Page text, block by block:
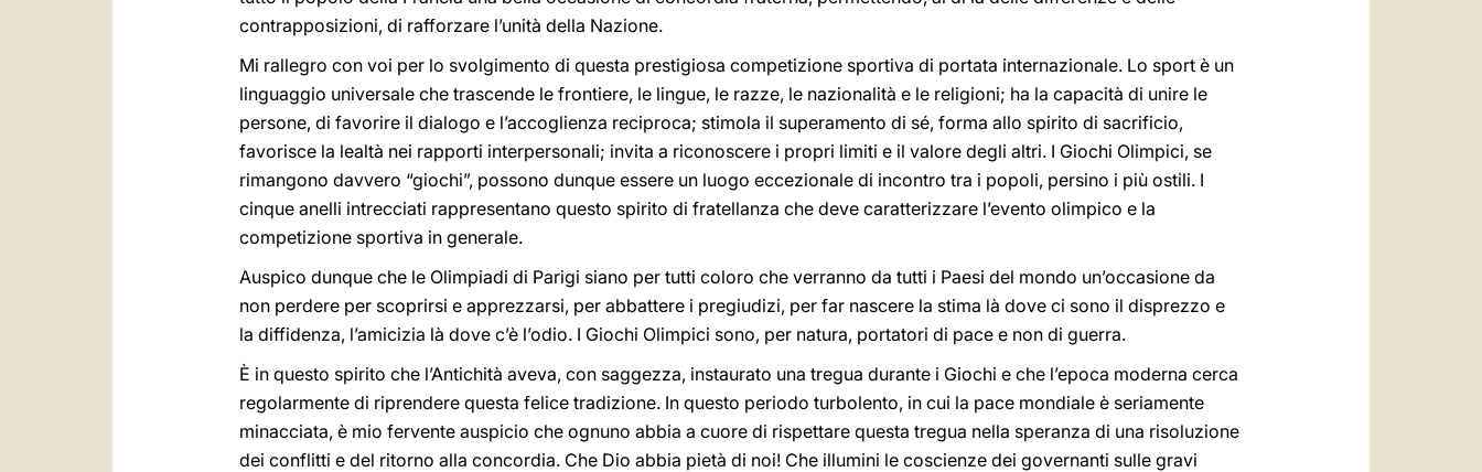
contrapposizioni, di rafforzare l’unità della Nazione.
Mi rallegro con voi per lo svolgimento di questa prestigiosa competizione sportiva di portata internazionale. Lo sport è un
linguaggio universale che trascende le frontiere, le lingue, le razze, le nazionalità e le religioni; ha la capacità di unire le
persone, di favorire il dialogo e l’accoglienza reciproca; stimola il superamento di sé, forma allo spirito di sacrificio,
favorisce la lealtà nei rapporti interpersonali; invita a riconoscere i propri limiti e il valore degli altri. I Giochi Olimpici, se
rimangono davvero “giochi”, possono dunque essere un luogo eccezionale di incontro tra i popoli, persino i più ostili. I
cinque anelli intrecciati rappresentano questo spirito di fratellanza che deve caratterizzare l’evento olimpico e la
competizione sportiva in generale.
Auspico dunque che le Olimpiadi di Parigi siano per tutti coloro che verranno da tutti i Paesi del mondo un’occasione da
non perdere per scoprirsi e apprezzarsi, per abbattere i pregiudizi, per far nascere la stima là dove ci sono il disprezzo e
la diffidenza, l’amicizia là dove c’è l’odio. I Giochi Olimpici sono, per natura, portatori di pace e non di guerra.
È in questo spirito che l’Antichità aveva, con saggezza, instaurato una tregua durante i Giochi e che l’epoca moderna cerca
regolarmente di riprendere questa felice tradizione. In questo periodo turbolento, in cui la pace mondiale è seriamente
minacciata, è mio fervente auspicio che ognuno abbia a cuore di rispettare questa tregua nella speranza di una risoluzione
dei conflitti e del ritorno alla concordia. Che Dio abbia pietà di noi! Che illumini le coscienze dei governanti sulle gravi